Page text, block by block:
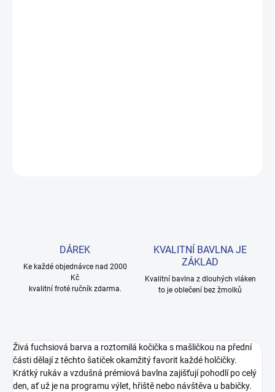
DÁREK
Ke každé objednávce nad 2000
Kč
kvalitní froté ručník zdarma.
KVALITNÍ BAVLNA JE
ZÁKLAD
Kvalitní bavlna z dlouhých vláken
to je oblečení bez žmolků
Živá fuchsiová barva a roztomilá kočička s mašličkou na přední
části dělají z těchto šatiček okamžitý favorit každé holčičky.
Krátký rukáv a vzdušná prémiová bavlna zajišťují pohodlí po celý
den, ať už je na programu výlet, hřiště nebo návštěva u babičky.